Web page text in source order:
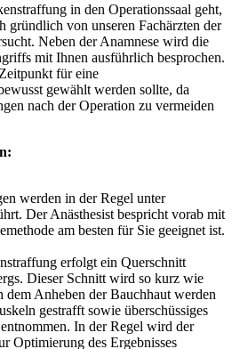
in den Operationssaal geht,
gründlich von unseren Fachärzten der
Neben der Anamnese wird die
mit Ihnen ausführlich besprochen.
für eine
gewählt werden sollte, da
nach der Operation zu vermeiden
werden in der Regel unter
Der Anästhesist bespricht vorab mit
am besten für Sie geeignet ist.
erfolgt ein Querschnitt
Dieser Schnitt wird so kurz wie
Anheben der Bauchhaut werden
gestrafft sowie überschüssiges
In der Regel wird der
Optimierung des Ergebnisses